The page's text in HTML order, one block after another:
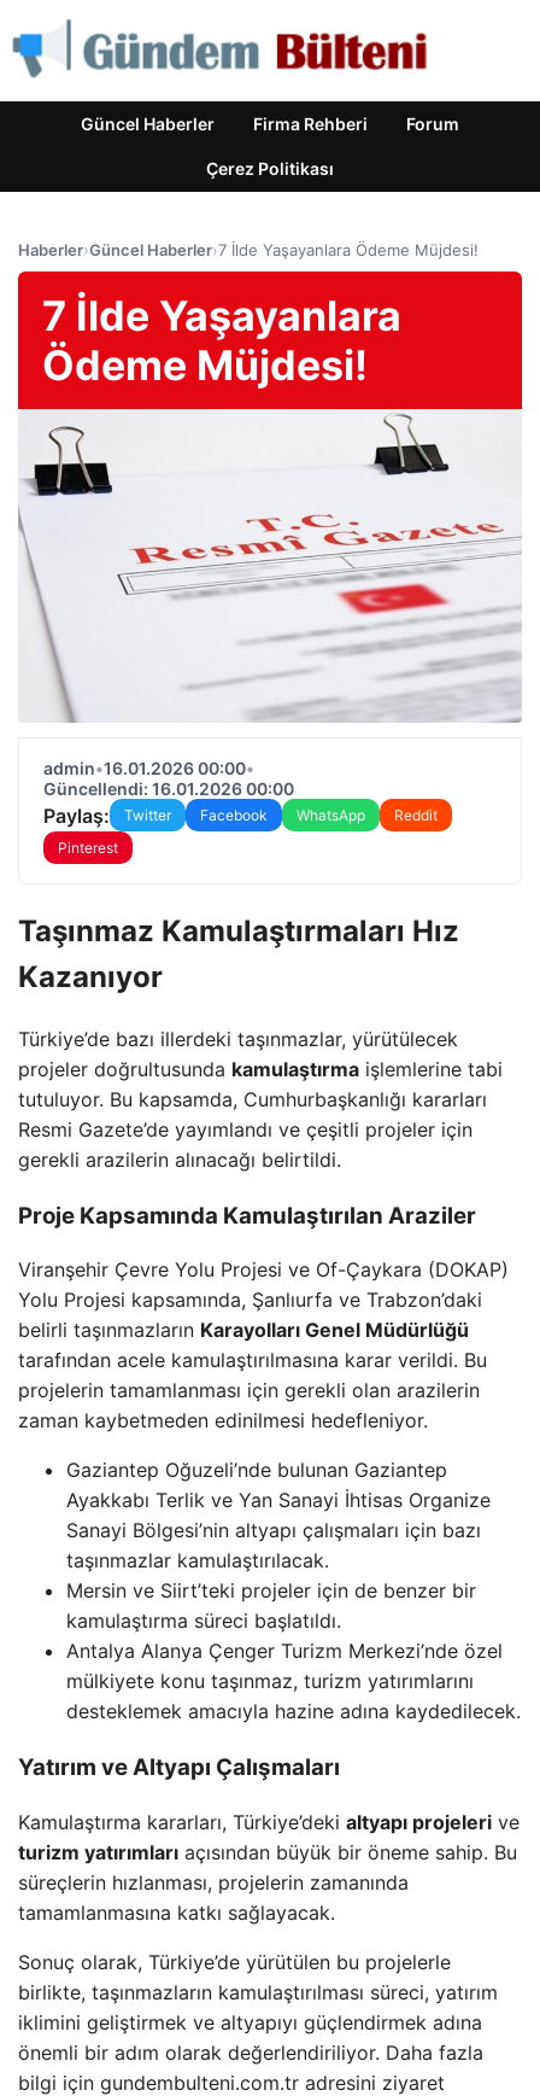
Güncel Haberler Firma Rehberi Forum
Çerez Politikası
Haberler›Güncel Haberler›7 İlde Yaşayanlara Ödeme Müjdesi!
7 İlde Yaşayanlara
Ödeme Müjdesi!
admin•16.01.2026 00:00•
Güncellendi: 16.01.2026 00:00
Paylaş: Twitter Facebook WhatsApp
Reddit
Pinterest
Taşınmaz Kamulaştırmaları Hız
Kazanıyor
Türkiye’de bazı illerdeki taşınmazlar, yürütülecek
projeler doğrultusunda kamulaştırma işlemlerine tabi
tutuluyor. Bu kapsamda, Cumhurbaşkanlığı kararları
Resmi Gazete’de yayımlandı ve çeşitli projeler için
gerekli arazilerin alınacağı belirtildi.
Proje Kapsamında Kamulaştırılan Araziler
Viranşehir Çevre Yolu Projesi ve Of-Çaykara (DOKAP)
Yolu Projesi kapsamında, Şanlıurfa ve Trabzon’daki
belirli taşınmazların Karayolları Genel Müdürlüğü
tarafından acele kamulaştırılmasına karar verildi. Bu
projelerin tamamlanması için gerekli olan arazilerin
zaman kaybetmeden edinilmesi hedefleniyor.
Gaziantep Oğuzeli’nde bulunan Gaziantep
Ayakkabı Terlik ve Yan Sanayi İhtisas Organize
Sanayi Bölgesi’nin altyapı çalışmaları için bazı
taşınmazlar kamulaştırılacak.
Mersin ve Siirt’teki projeler için de benzer bir
kamulaştırma süreci başlatıldı.
Antalya Alanya Çenger Turizm Merkezi’nde özel
mülkiyete konu taşınmaz, turizm yatırımlarını
desteklemek amacıyla hazine adına kaydedilecek.
Yatırım ve Altyapı Çalışmaları
Kamulaştırma kararları, Türkiye’deki altyapı projeleri ve
turizm yatırımları açısından büyük bir öneme sahip. Bu
süreçlerin hızlanması, projelerin zamanında
tamamlanmasına katkı sağlayacak.
Sonuç olarak, Türkiye’de yürütülen bu projelerle
birlikte, taşınmazların kamulaştırılması süreci, yatırım
iklimini geliştirmek ve altyapıyı güçlendirmek adına
önemli bir adım olarak değerlendiriliyor. Daha fazla
bilgi için gundembulteni.com.tr adresini ziyaret